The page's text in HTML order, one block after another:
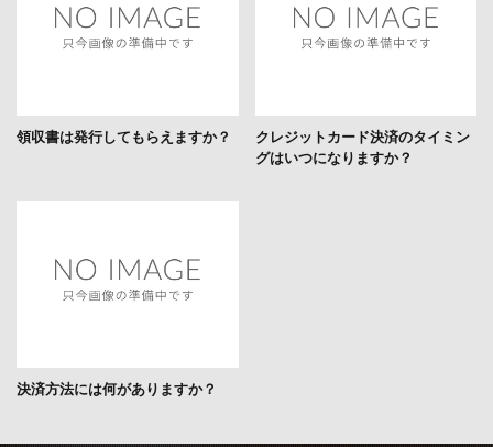
領収書は発行してもらえますか？
クレジットカード決済のタイミン
グはいつになりますか？
決済方法には何がありますか？